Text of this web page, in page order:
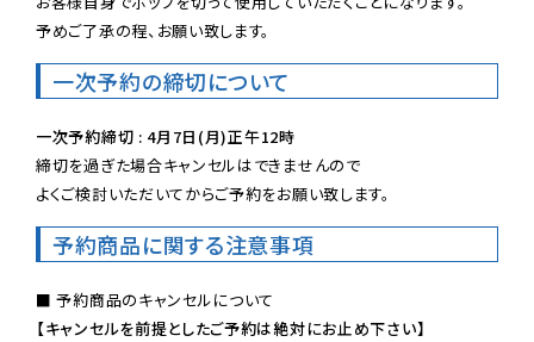
予めご了承の程、お願い致します。
一次予約の締切について
一次予約締切 : 4月7日(月)正午12時
締切を過ぎた場合キャンセルはできませんので
よくご検討いただいてからご予約をお願い致します。
予約商品に関する注意事項
【キャンセルを前提としたご予約は絶対にお止め下さい】